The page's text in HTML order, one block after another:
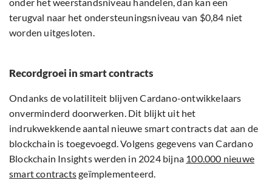
terugval naar het ondersteuningsniveau van $0,84 niet
worden uitgesloten.
Recordgroei in smart contracts
Ondanks de volatiliteit blijven Cardano-ontwikkelaars
onverminderd doorwerken. Dit blijkt uit het
indrukwekkende aantal nieuwe smart contracts dat aan de
blockchain is toegevoegd. Volgens gegevens van Cardano
Blockchain Insights werden in 2024 bijna 100.000 nieuwe
smart contractsgeïmplementeerd.